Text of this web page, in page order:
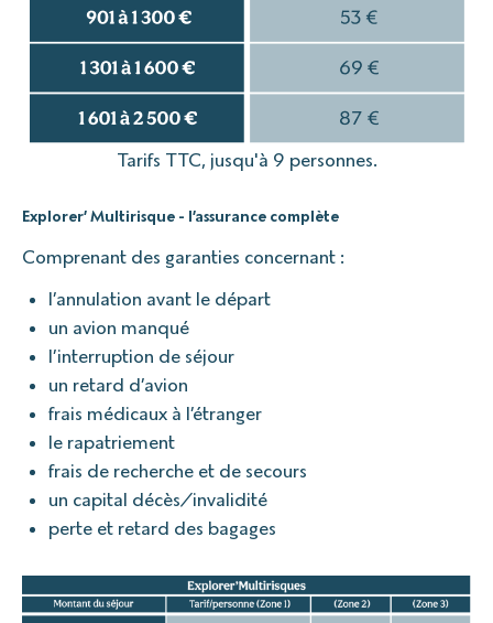
Tarifs TTC, jusqu'à 9 personnes.
Explorer’ Multirisque - l’assurance complète
Comprenant des garanties concernant :
l’annulation avant le départ
un avion manqué
l’interruption de séjour
un retard d’avion
frais médicaux à l’étranger
le rapatriement
frais de recherche et de secours
un capital décès/invalidité
perte et retard des bagages